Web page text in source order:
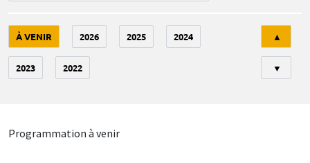
À VENIR 2026 2025 2024
2023 2022
▲
▼
Programmation à venir